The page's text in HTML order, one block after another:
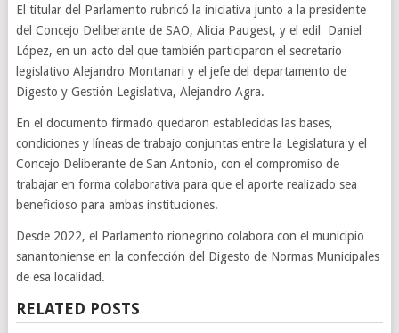
El titular del Parlamento rubricó la iniciativa junto a la presidente
del Concejo Deliberante de SAO, Alicia Paugest, y el edil Daniel
López, en un acto del que también participaron el secretario
legislativo Alejandro Montanari y el jefe del departamento de
Digesto y Gestión Legislativa, Alejandro Agra.
En el documento firmado quedaron establecidas las bases,
condiciones y líneas de trabajo conjuntas entre la Legislatura y el
Concejo Deliberante de San Antonio, con el compromiso de
trabajar en forma colaborativa para que el aporte realizado sea
beneficioso para ambas instituciones.
Desde 2022, el Parlamento rionegrino colabora con el municipio
sanantoniense en la confección del Digesto de Normas Municipales
de esa localidad.
RELATED POSTS